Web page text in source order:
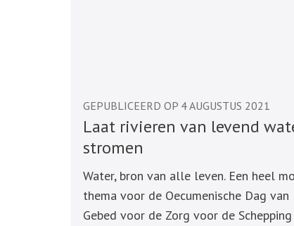
GEPUBLICEERD OP 4 AUGUSTUS 2021
Laat rivieren van levend
stromen
Water, bron van alle leven. Een heel
thema voor de Oecumenische Dag van
Gebed voor de Zorg voor de